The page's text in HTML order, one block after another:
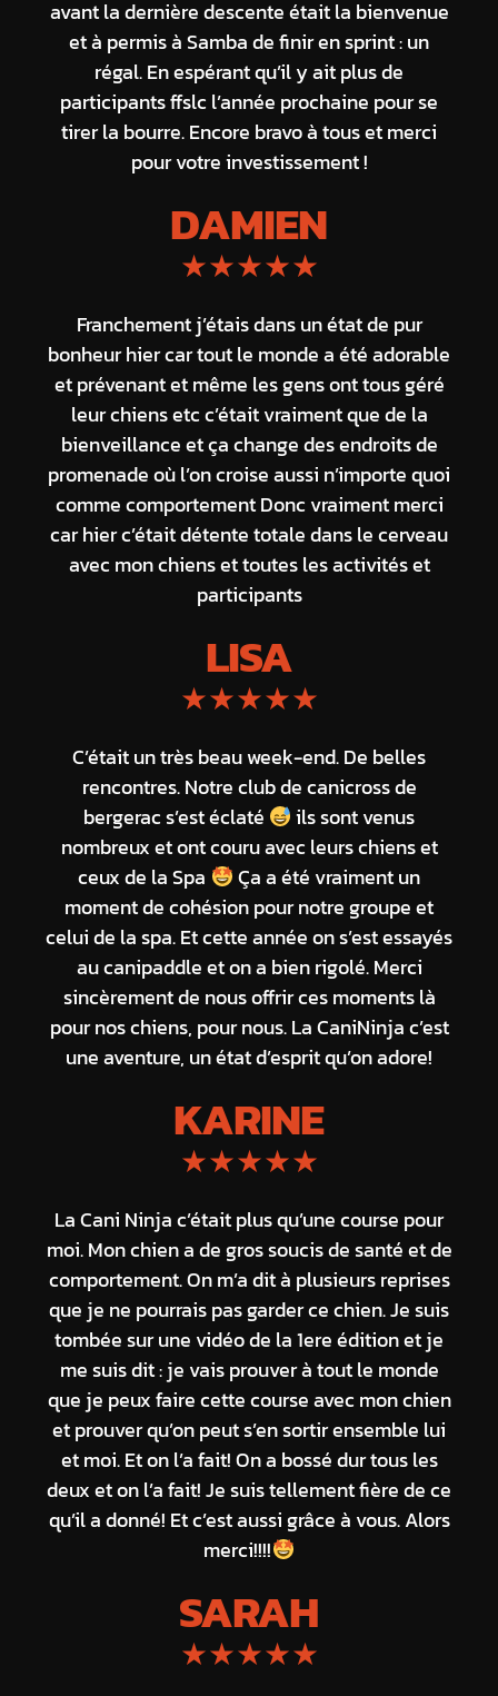
avant la dernière descente était la bienvenue
et à permis à Samba de finir en sprint : un
régal. En espérant qu’il y ait plus de
participants ffslc l’année prochaine pour se
tirer la bourre. Encore bravo à tous et merci
pour votre investissement !
DAMIEN
★★★★★
Franchement j’étais dans un état de pur
bonheur hier car tout le monde a été adorable
et prévenant et même les gens ont tous géré
leur chiens etc c’était vraiment que de la
bienveillance et ça change des endroits de
promenade où l’on croise aussi n’importe quoi
comme comportement Donc vraiment merci
car hier c’était détente totale dans le cerveau
avec mon chiens et toutes les activités et
participants
LISA
★★★★★
C’était un très beau week-end. De belles
rencontres. Notre club de canicross de
bergerac s’est éclaté
ils sont venus
nombreux et ont couru avec leurs chiens et
ceux de la Spa
Ça a été vraiment un
moment de cohésion pour notre groupe et
celui de la spa. Et cette année on s’est essayés
au canipaddle et on a bien rigolé. Merci
sincèrement de nous offrir ces moments là
pour nos chiens, pour nous. La CaniNinja c’est
une aventure, un état d’esprit qu’on adore!
KARINE
★★★★★
La Cani Ninja c’était plus qu’une course pour
moi. Mon chien a de gros soucis de santé et de
comportement. On m’a dit à plusieurs reprises
que je ne pourrais pas garder ce chien. Je suis
tombée sur une vidéo de la 1ere édition et je
me suis dit : je vais prouver à tout le monde
que je peux faire cette course avec mon chien
et prouver qu’on peut s’en sortir ensemble lui
et moi. Et on l’a fait! On a bossé dur tous les
deux et on l’a fait! Je suis tellement fière de ce
qu’il a donné! Et c’est aussi grâce à vous. Alors
merci!!!!
SARAH
★★★★★